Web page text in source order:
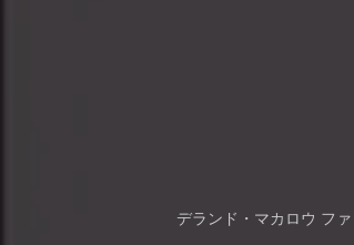
デランド・マカロウ フ